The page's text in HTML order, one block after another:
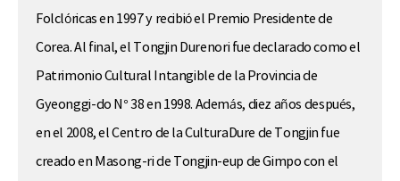
Folclóricas en 1997 y recibió el Premio Presidente de
Corea. Al final, el Tongjin Durenori fue declarado como el
Patrimonio Cultural Intangible de la Provincia de
Gyeonggi-do N° 38 en 1998. Además, diez años después,
en el 2008, el Centro de la CulturaDure de Tongjin fue
creado en Masong-ri de Tongjin-eup de Gimpo con el